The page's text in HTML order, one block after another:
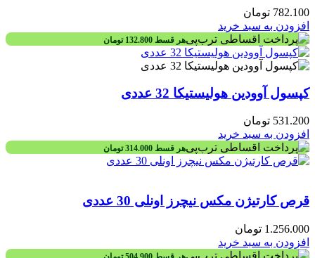
782.100 تومان
افزودن به سبد خرید
هر قسط 132.800 تومان
کپسول آوودین هولیستیکا 32 عددی
531.200 تومان
افزودن به سبد خرید
هر قسط 314.000 تومان
قرص کارتیژن مکس نیچرز اونلی 30 عددی
1.256.000 تومان
افزودن به سبد خرید